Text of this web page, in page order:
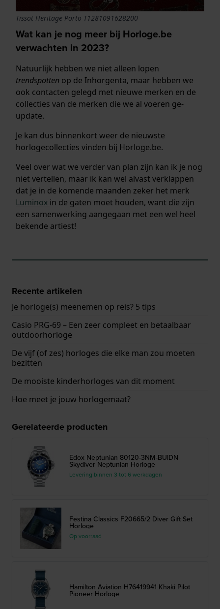
Tissot Heritage Porto T1281091628200
Wat kan je nog meer bij Horloge.be
verwachten in 2023?
Natuurlijk hebben we niet alleen lopen
trendspotten op de Inhorgenta, maar hebben we
ook contacten gelegd met nieuwe merken en de
collecties van de merken die we al voeren ge-
update.
Je kan dus binnenkort weer de nieuwste
horlogecollecties vinden bij Horloge.be.
Veel over wat we verder van plan zijn kan ik je nog
niet vertellen, maar ik kan wel alvast verklappen
dat je in de komende maanden zeker het merk
Luminox in de gaten moet houden, want die zijn
een samenwerking aangegaan met een wel heel
bekende artiest!
Recente artikelen
Je horloge(s) meenemen op reis? 5 tips
Casio PRG-69 – Een zeer compleet en betaalbaar
outdoorhorloge
De vijf (of zes) horloges die elke man zou moeten
bezitten
De mooiste kinderhorloges van dit moment
Hoe meet je jouw horlogemaat?
Gerelateerde producten
Edox Neptunian 80120-3NM-BUIDN
Skydiver Neptunian Horloge
Levering binnen 3 tot 6 werkdagen
Festina Classics F20665/2 Diver Gift Set
Horloge
Op voorraad
Hamilton Aviation H76419941 Khaki Pilot
Pioneer Horloge